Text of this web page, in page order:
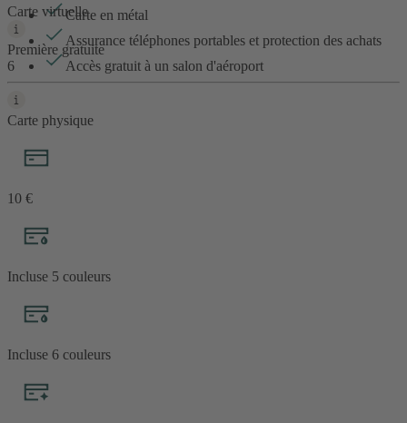
Carte en métal
Assurance téléphones portables et protection des achats
Accès gratuit à un salon d'aéroport
Carte virtuelle
Première gratuite
6
Carte physique
10 €
Incluse 5 couleurs
Incluse 6 couleurs